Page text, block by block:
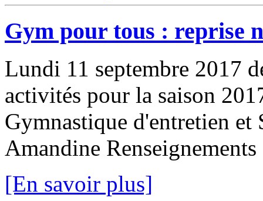
Gym pour tous : reprise
Lundi 11 septembre 2017
activités pour la saison
Gymnastique d'entretien et
Amandine
[En savoir plus]